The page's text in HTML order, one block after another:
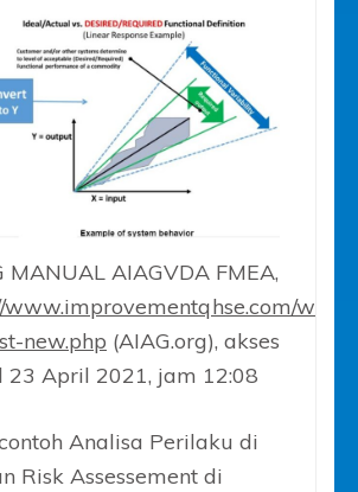
MANUAL AIAGVDA FMEA,
www.improvementqhse.com/wp-
new.php (AIAG.org), akses
23 April 2021, jam 12:08
Analisa Perilaku di
Risk Assessement di